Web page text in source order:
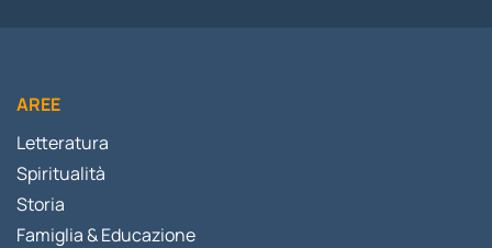
AREE
Letteratura
Spiritualità
Storia
Famiglia & Educazione